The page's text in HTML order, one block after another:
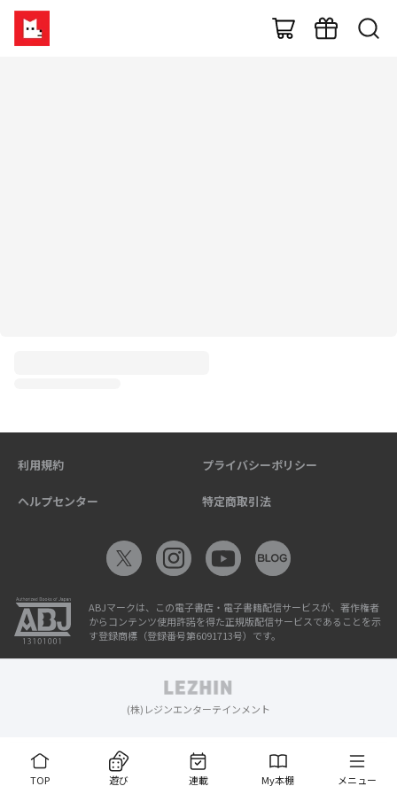
TOP 遊び 連載 My本棚 メニュー
利用規約 プライバシーポリシー
ヘルプセンター 特定商取引法
ABJマークは、この電子書店・電子書籍配信サービスが、著作権者
からコンテンツ使用許諾を得た正規版配信サービスであることを示
す登録商標（登録番号第6091713号）です。
(株)レジンエンターテインメント